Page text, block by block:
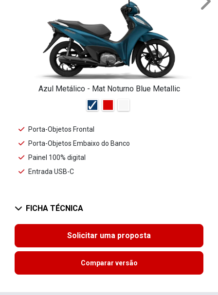
Azul Metálico - Mat Noturno Blue Metallic
Porta-Objetos Frontal
Porta-Objetos Embaixo do Banco
Painel 100% digital
Entrada USB-C
FICHA TÉCNICA
Solicitar uma proposta
Comparar versão